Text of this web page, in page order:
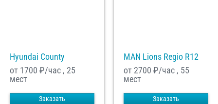
Hyundai County
от 1700 ₽/час , 25
мест
Заказать
MAN Lions Regio R12
от 2700 ₽/час , 55
мест
Заказать